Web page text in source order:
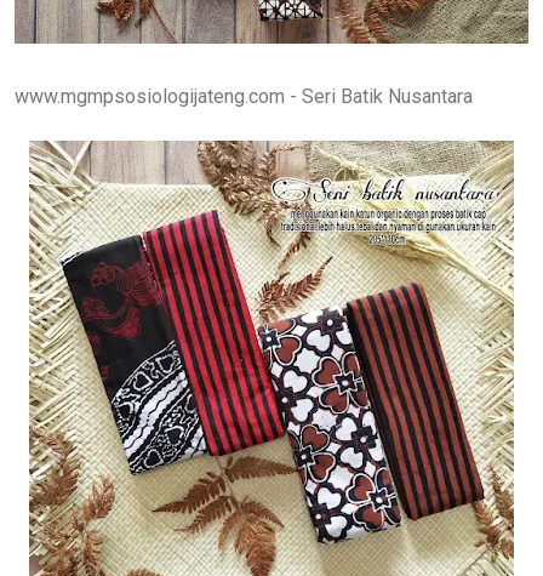
www.mgmpsosiologijateng.com - Seri Batik Nusantara